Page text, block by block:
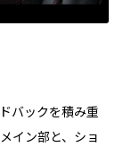
バックを積み重
イン部と、ショ